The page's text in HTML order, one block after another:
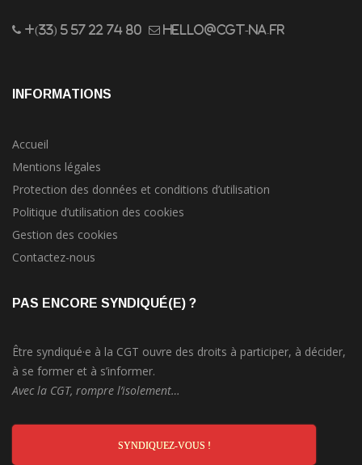
+(33) 5 57 22 74 80 hello@cgt-na.fr
INFORMATIONS
Accueil
Mentions légales
Protection des données et conditions d’utilisation
Politique d’utilisation des cookies
Gestion des cookies
Contactez-nous
PAS ENCORE SYNDIQUÉ(E) ?
Être syndiqué·e à la CGT ouvre des droits à participer, à décider,
à se former et à s’informer.
Avec la CGT, rompre l’isolement…
SYNDIQUEZ-VOUS !